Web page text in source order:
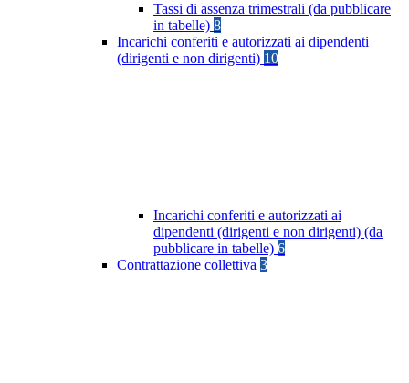
Tassi di assenza trimestrali (da pubblicare
in tabelle) 8
Incarichi conferiti e autorizzati ai dipendenti
(dirigenti e non dirigenti) 10
Incarichi conferiti e autorizzati ai
dipendenti (dirigenti e non dirigenti) (da
pubblicare in tabelle) 6
Contrattazione collettiva 3